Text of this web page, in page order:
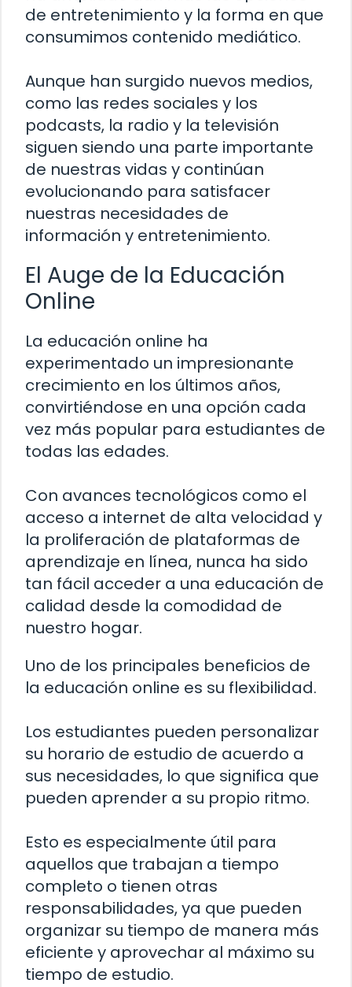
de entretenimiento y la forma en que
consumimos contenido mediático.
Aunque han surgido nuevos medios,
como las redes sociales y los
podcasts, la radio y la televisión
siguen siendo una parte importante
de nuestras vidas y continúan
evolucionando para satisfacer
nuestras necesidades de
información y entretenimiento.
El Auge de la Educación
Online
La educación online ha
experimentado un impresionante
crecimiento en los últimos años,
convirtiéndose en una opción cada
vez más popular para estudiantes de
todas las edades.
Con avances tecnológicos como el
acceso a internet de alta velocidad y
la proliferación de plataformas de
aprendizaje en línea, nunca ha sido
tan fácil acceder a una educación de
calidad desde la comodidad de
nuestro hogar.
Uno de los principales beneficios de
la educación online es su flexibilidad.
Los estudiantes pueden personalizar
su horario de estudio de acuerdo a
sus necesidades, lo que significa que
pueden aprender a su propio ritmo.
Esto es especialmente útil para
aquellos que trabajan a tiempo
completo o tienen otras
responsabilidades, ya que pueden
organizar su tiempo de manera más
eficiente y aprovechar al máximo su
tiempo de estudio.